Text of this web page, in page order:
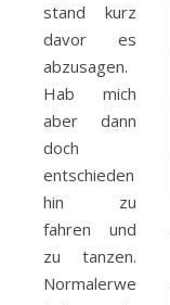
stand kurz
davor es
abzusagen.
Hab mich
aber dann
doch
entschieden
hin zu
fahren und
zu tanzen.
Normalerweise